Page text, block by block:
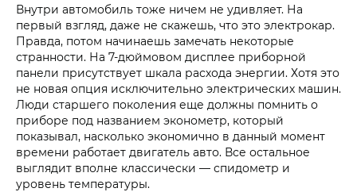
Внутри автомобиль тоже ничем не удивляет. На
первый взгляд, даже не скажешь, что это электрокар.
Правда, потом начинаешь замечать некоторые
странности. На 7-дюймовом дисплее приборной
панели присутствует шкала расхода энергии. Хотя это
не новая опция исключительно электрических машин.
Люди старшего поколения еще должны помнить о
приборе под названием эконометр, который
показывал, насколько экономично в данный момент
времени работает двигатель авто. Все остальное
выглядит вполне классически — спидометр и
уровень температуры.